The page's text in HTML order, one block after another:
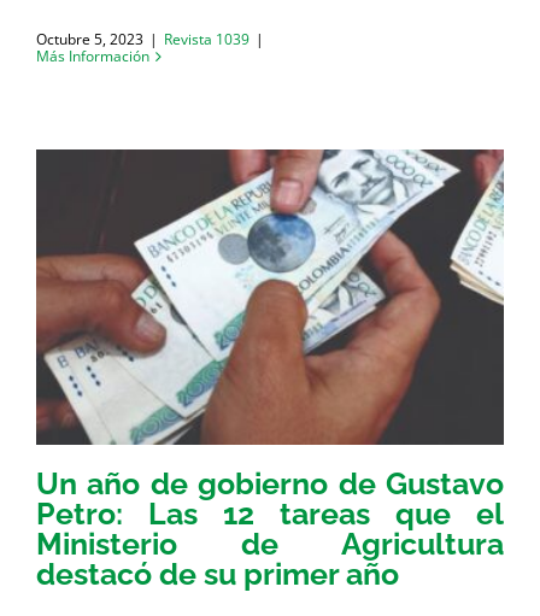
Octubre 5, 2023 | Revista 1039 |
Más Información
Un año de gobierno de Gustavo
Petro: Las 12 tareas que el
Ministerio de Agricultura
destacó de su primer año